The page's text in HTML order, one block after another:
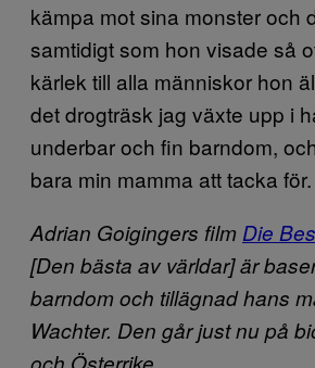
kämpa mot sina monster och
samtidigt som hon visade så
kärlek till alla människor hon
det drogträsk jag växte upp i
underbar och fin barndom,
bara min mamma att tacka för.
Adrian Goigingers film Die
[Den bästa av världar] är
barndom och tillägnad hans
Wachter. Den går just nu på